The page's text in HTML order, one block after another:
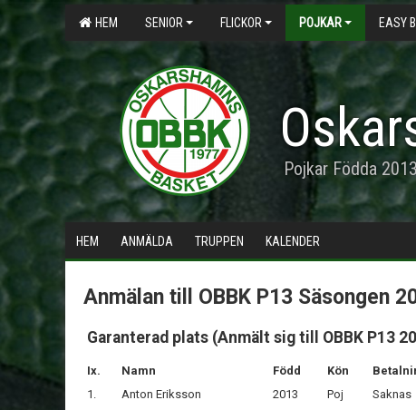
HEM SENIOR FLICKOR POJKAR EASY
Pojkar Födda
HEM ANMÄLDA TRUPPEN KALENDER
Anmälan till OBBK P13 Säsongen
Garanterad plats (Anmält sig till OBBK P13
Ix. Namn Född Kön
1.
Anton Eriksson 2013 Poj
Saknas